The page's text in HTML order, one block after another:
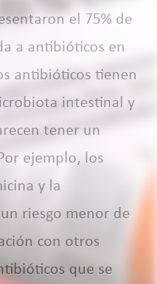
el 75% de
a antibióticos en
antibióticos tienen
intestinal y
tener un
ejemplo, los
y la
riesgo menor de
con otros
que se